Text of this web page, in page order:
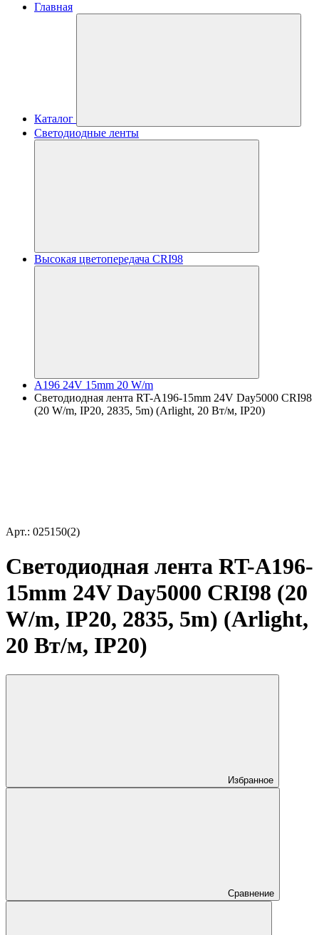
Главная
Каталог
Светодиодные ленты
Высокая цветопередача CRI98
A196 24V 15mm 20 W/m
Светодиодная лента RT-A196-15mm 24V Day5000 CRI98
(20 W/m, IP20, 2835, 5m) (Arlight, 20 Вт/м, IP20)
Арт.: 025150(2)
Светодиодная лента RT-A196-
15mm 24V Day5000 CRI98 (20
W/m, IP20, 2835, 5m) (Arlight,
20 Вт/м, IP20)
Избранное
Сравнение